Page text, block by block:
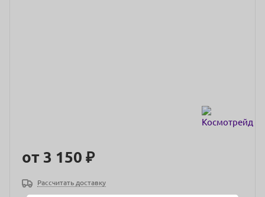
от 3 150 ₽
Рассчитать доставку